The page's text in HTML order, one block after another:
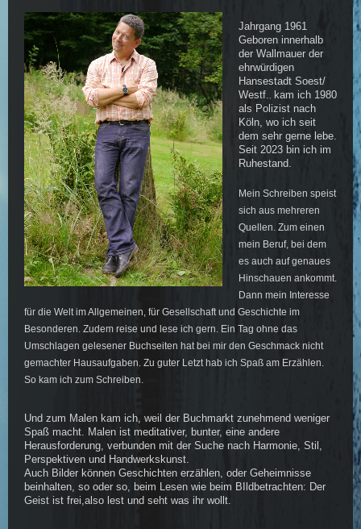
Jahrgang 1961
Geboren innerhalb
der Wallmauer der
ehrwürdigen
Hansestadt Soest/
Westf.
kam ich 1980
als Polizist nach
Köln, wo ich seit
dem sehr gerne lebe.
Seit 2023 bin ich im
Ruhestand.
Mein Schreiben speist
sich aus mehreren
Quellen. Zum einen
mein Beruf, bei dem
es auch auf genaues
Hinschauen ankommt.
Dann mein Interesse
für die Welt im Allgemeinen, für Gesellschaft und Geschichte im
Besonderen. Zudem reise und lese ich gern. Ein Tag ohne das
Umschlagen gelesener Buchseiten hat bei mir den Geschmack nicht
gemachter Hausaufgaben. Zu guter Letzt hab ich Spaß am Erzählen.
So kam ich zum Schreiben.
Und zum Malen kam ich, weil der Buchmarkt zunehmend weniger
Spaß macht. Malen ist meditativer, bunter, eine andere
Herausforderung, verbunden mit der Suche nach Harmonie, Stil,
Perspektiven und Handwerkskunst.
Auch Bilder können Geschichten erzählen, oder Geheimnisse
beinhalten, so oder so, beim Lesen wie beim BIldbetrachten: Der
Geist ist frei,also lest und seht was ihr wollt.